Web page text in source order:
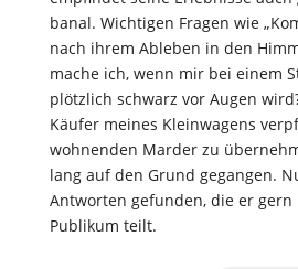
banal. Wichtigen Fragen wie
nach ihrem Ableben in den
mache ich, wenn mir bei einem
plötzlich schwarz vor Augen
Käufer meines Kleinwagens
wohnenden Marder zu
lang auf den Grund gegangen.
Antworten gefunden, die er gern
Publikum teilt.